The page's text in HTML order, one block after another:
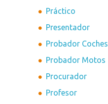
Práctico
Presentador
Probador Coches
Probador Motos
Procurador
Profesor